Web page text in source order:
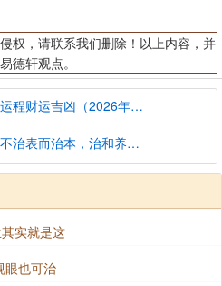
权，请联系我们删除！以上内容，并
德轩观点。
生肖属猪人今日运势运程财运吉凶（2026年8月7日）详解查询
中医养生学强调治病不治表而治本，治和养兼顾是有必要的
实就是这
眼也可治